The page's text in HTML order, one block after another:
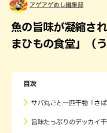
アゲアゲめし編集部
魚の旨味が凝縮さ
まひもの食堂」（う
目次
サバ丸ごと一匹干物「さば
旨味たっぷりのデッカイ